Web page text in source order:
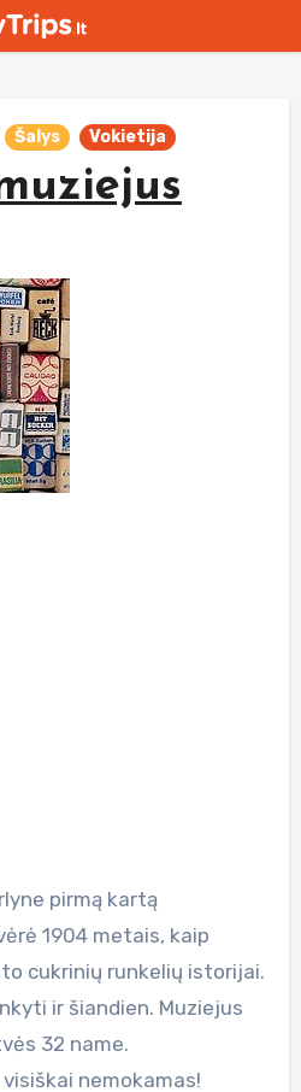
Šalys Vokietija
1904 metais, kaip
cukrinių runkelių istorijai.
ir šiandien. Muziejus
32 name.
nemokamas!